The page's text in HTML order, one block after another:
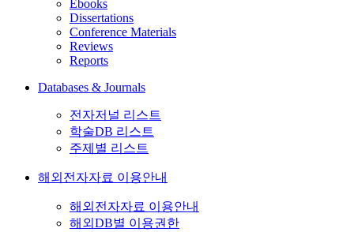
Ebooks
Dissertations
Conference Materials
Reviews
Reports
Databases & Journals
전자저널 리스트
학술DB 리스트
주제별 리스트
해외전자자료 이용안내
해외전자자료 이용안내
해외DB별 이용권한